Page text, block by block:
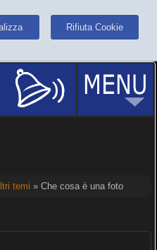
Rifiuta Cookie
temi » Che cosa è una foto